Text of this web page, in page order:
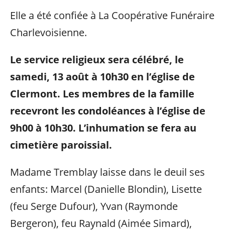
Elle a été confiée à La Coopérative Funéraire
Charlevoisienne.
Le service religieux sera célébré, le
samedi, 13 août à 10h30 en l’église de
Clermont. Les membres de la famille
recevront les condoléances à l’église de
9h00 à 10h30. L’inhumation se fera au
cimetière paroissial.
Madame Tremblay laisse dans le deuil ses
enfants: Marcel (Danielle Blondin), Lisette
(feu Serge Dufour), Yvan (Raymonde
Bergeron), feu Raynald (Aimée Simard),